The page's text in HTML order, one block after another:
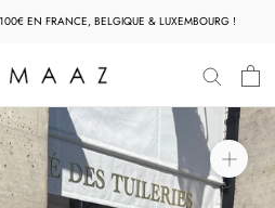
EN FRANCE, BELGIQUE & LUXEMBOURG !